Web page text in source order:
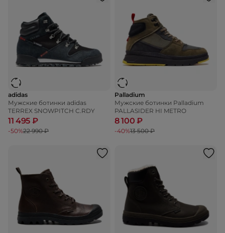
adidas
Мужские ботинки adidas
TERREX SNOWPITCH C.RDY
11 495 ₽
-50%22 990 ₽
Palladium
Мужские ботинки Palladium
PALLASIDER HI METRO
8 100 ₽
-40%13 500 ₽